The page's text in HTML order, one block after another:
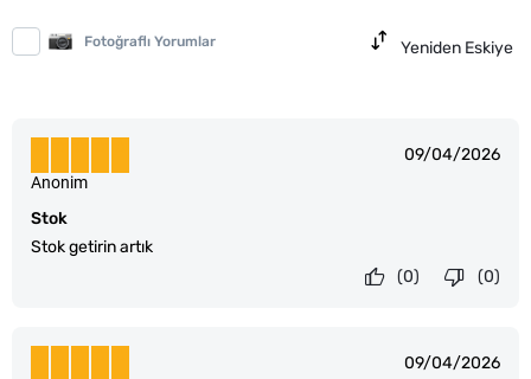
Fotoğraflı Yorumlar Yeniden Eskiye
09/04/2026
Stok
Stok getirin artık
Anonim
(0)
(0)
09/04/2026